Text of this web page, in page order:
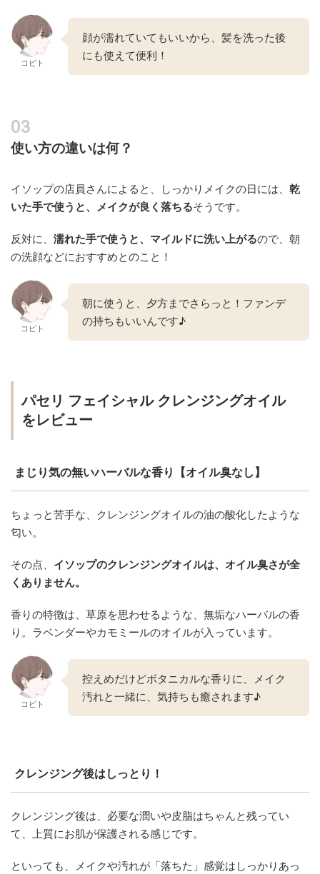
コビト
顔が濡れていてもいいから、髪を洗った後
にも使えて便利！
使い方の違いは何？
イソップの店員さんによると、しっかりメイクの日には、 乾
いた手で使うと、メイクが良く 落ちるそうです。
反対に、 濡れた手で使うと、マイルドに洗い上がるので、朝
の洗顔などにおすすめとのこと！
コビト
朝に使うと、夕方までさらっと！ファンデ
の持ちもいいんです♪
パセリ フェイシャル クレンジングオイル
をレビュー
まじり気の無いハーバルな香り【オイル臭なし】
ちょっと苦手な、クレンジングオイルの油の酸化したような
匂い。
その点、 イソップのクレンジングオイルは、オイル臭さが全
くありません。
香りの特徴は、草原を思わせるような、無垢なハーバルの香
り。ラベンダーやカモミールのオイルが入っています。
コビト
控えめだけどボタニカルな香りに、メイク
汚れと一緒に、気持ちも癒されます♪
クレンジング後はしっとり！
クレンジング後は、必要な潤いや皮脂はちゃんと残ってい
て、上質にお肌が保護される感じです。
といっても、メイクや汚れが「落ちた」感覚はしっかりあっ